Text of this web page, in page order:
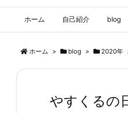
ホーム 自己紹介 blog
ホーム > blog > 2020年
やすくるの